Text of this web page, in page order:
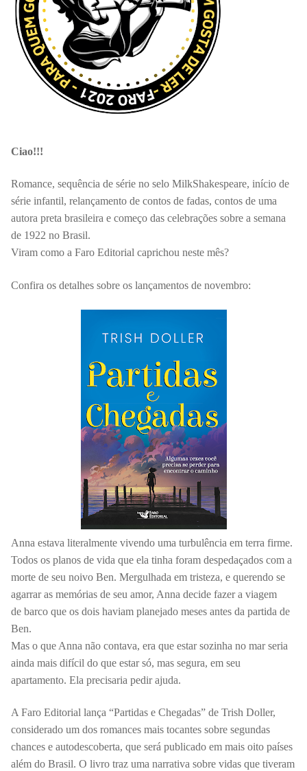
Ciao!!!
Romance, sequência de série no selo MilkShakespeare, início de
série infantil, relançamento de contos de fadas, contos de uma
autora preta brasileira e começo das celebrações sobre a semana
de 1922 no Brasil.
Viram como a Faro Editorial caprichou neste mês?
Confira os detalhes sobre os lançamentos de novembro:
Anna estava literalmente vivendo uma turbulência em terra firme.
Todos os planos de vida que ela tinha foram despedaçados com a
morte de seu noivo Ben. Mergulhada em tristeza, e querendo se
agarrar as memórias de seu amor, Anna decide fazer a viagem
de barco que os dois haviam planejado meses antes da partida de
Ben.
Mas o que Anna não contava, era que estar sozinha no mar seria
ainda mais difícil do que estar só, mas segura, em seu
apartamento. Ela precisaria pedir ajuda.
A Faro Editorial lança “Partidas e Chegadas” de Trish Doller,
considerado um dos romances mais tocantes sobre segundas
chances e autodescoberta, que será publicado em mais oito países
além do Brasil. O livro traz uma narrativa sobre vidas que tiveram